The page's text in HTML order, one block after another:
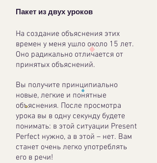
Пакет из двух уроков
На создание объяснения этих
времен у меня ушло около 15 лет.
Оно радикально отличается от
принятых объяснений.
Вы получите принципиально
новые, легкие и понятные
объяснения. После просмотра
урока вы в одну секунду будете
понимать: в этой ситуации Present
Perfect нужно, а в этой – нет. Вам
станет очень легко употреблять
его в речи!